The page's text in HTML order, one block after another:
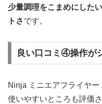
少量調理をこまめにした
トさです。
良い口コミ④操作が
Ninja ミニエアフライヤ
使いやすいところも評価